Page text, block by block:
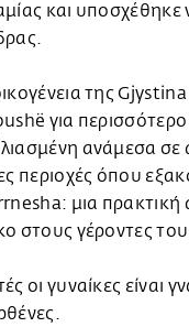
και υποσχέθηκε
της
για
ανάμεσα σε
περιοχές όπου
μια πρακτική
στους γέροντες
οι γυναίκες είναι